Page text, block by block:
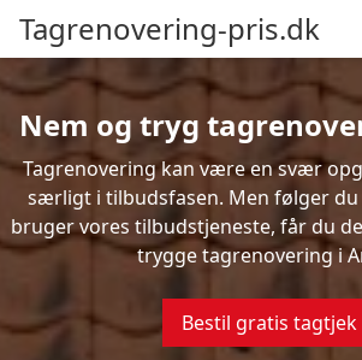
Tagrenovering-pris.dk
Nem og tryg
Tagrenovering kan være en svær
særligt i tilbudsfasen. Men følger du
bruger vores tilbudstjeneste, får du
trygge tagrenovering i
Bestil gratis tagtjek